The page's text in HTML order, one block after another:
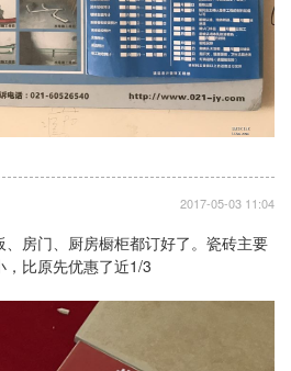
2017-05-03 11:04
房门、厨房橱柜都订好了。瓷砖主要
比原先优惠了近1/3